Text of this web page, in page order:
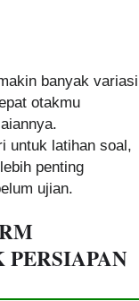
banyak variasi
otakmu
untuk latihan soal,
penting
ujian.